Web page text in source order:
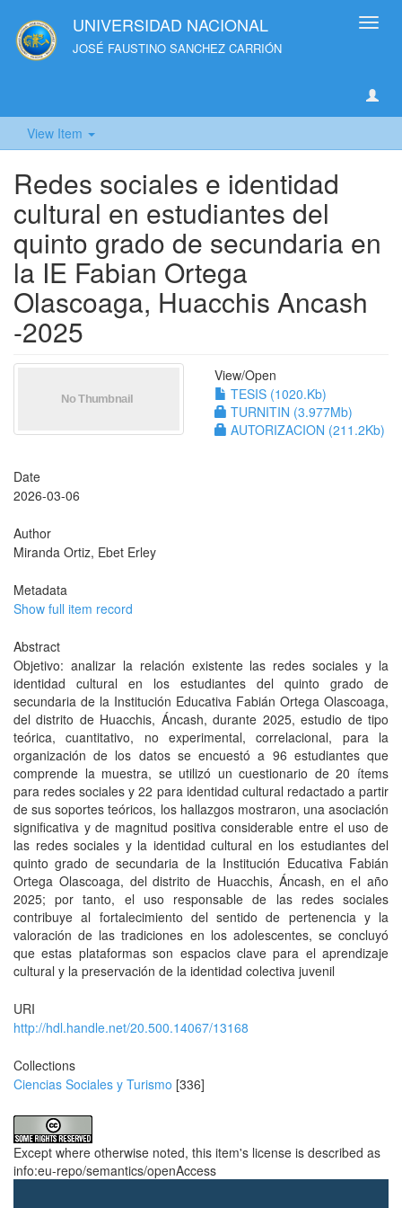
UNIVERSIDAD NACIONAL
JOSÉ FAUSTINO SANCHEZ CARRIÓN
View Item
Redes sociales e identidad
cultural en estudiantes del
quinto grado de secundaria en
la IE Fabian Ortega
Olascoaga, Huacchis Ancash
-2025
View/Open
TESIS (1020.Kb)
TURNITIN (3.977Mb)
AUTORIZACION (211.2Kb)
Date
2026-03-06
Author
Miranda Ortiz, Ebet Erley
Metadata
Show full item record
Abstract
Objetivo: analizar la relación existente las redes sociales y la
identidad cultural en los estudiantes del quinto grado de
secundaria de la Institución Educativa Fabián Ortega Olascoaga,
del distrito de Huacchis, Áncash, durante 2025, estudio de tipo
teórica, cuantitativo, no experimental, correlacional, para la
organización de los datos se encuestó a 96 estudiantes que
comprende la muestra, se utilizó un cuestionario de 20 ítems
para redes sociales y 22 para identidad cultural redactado a partir
de sus soportes teóricos, los hallazgos mostraron, una asociación
significativa y de magnitud positiva considerable entre el uso de
las redes sociales y la identidad cultural en los estudiantes del
quinto grado de secundaria de la Institución Educativa Fabián
Ortega Olascoaga, del distrito de Huacchis, Áncash, en el año
2025; por tanto, el uso responsable de las redes sociales
contribuye al fortalecimiento del sentido de pertenencia y la
valoración de las tradiciones en los adolescentes, se concluyó
que estas plataformas son espacios clave para el aprendizaje
cultural y la preservación de la identidad colectiva juvenil
URI
http://hdl.handle.net/20.500.14067/13168
Collections
Ciencias Sociales y Turismo [336]
Except where otherwise noted, this item's license is described as
info:eu-repo/semantics/openAccess